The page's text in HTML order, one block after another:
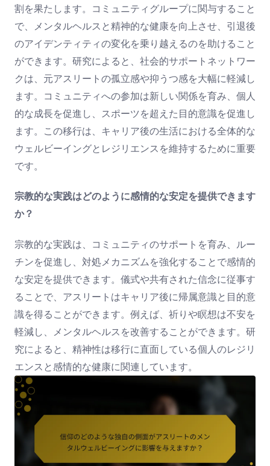
割を果たします。コミュニティグループに関与すること
で、メンタルヘルスと精神的な健康を向上させ、引退後
のアイデンティティの変化を乗り越えるのを助けること
ができます。研究によると、社会的サポートネットワー
クは、元アスリートの孤立感や抑うつ感を大幅に軽減し
ます。コミュニティへの参加は新しい関係を育み、個人
的な成長を促進し、スポーツを超えた目的意識を促進し
ます。この移行は、キャリア後の生活における全体的な
ウェルビーイングとレジリエンスを維持するために重要
です。
宗教的な実践はどのように感情的な安定を提供できます
か？
宗教的な実践は、コミュニティのサポートを育み、ルー
チンを促進し、対処メカニズムを強化することで感情的
な安定を提供できます。儀式や共有された信念に従事す
ることで、アスリートはキャリア後に帰属意識と目的意
識を得ることができます。例えば、祈りや瞑想は不安を
軽減し、メンタルヘルスを改善することができます。研
究によると、精神性は移行に直面している個人のレジリ
エンスと感情的な健康に関連しています。